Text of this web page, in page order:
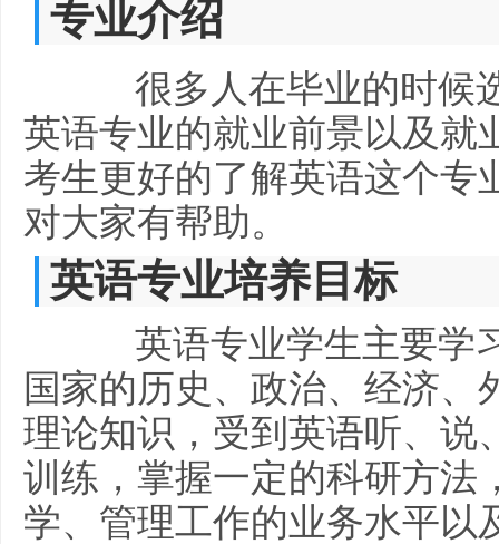
专业介绍
很多人在毕业的时候
英语专业的就业前景以及就
考生更好的了解英语这个专
对大家有帮助。
英语专业培养目标
英语专业学生主要学
国家的历史、政治、经济
理论知识，受到英语听、说
训练，掌握一定的科研方法
学、管理工作的业务水平以